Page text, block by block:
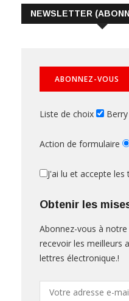
NEWSLETTER
Liste de choix
Action de formulaire
J'ai lu et accepte
Obtenir les
Abonnez-vous à
recevoir les meilleurs
lettres électronique.!